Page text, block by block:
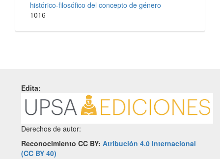
histórico-filosófico del concepto de género
1016
Edita:
Derechos de autor:
Reconocimiento CC BY: Atribución 4.0 Internacional
(CC BY 40)